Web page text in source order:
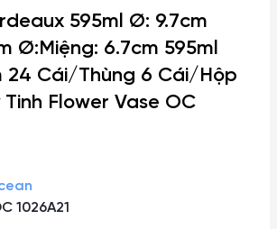
595ml Ø: 9.7cm
Ø:Miệng: 6.7cm 595ml
24 Cái/Thùng 6 Cái/Hộp
Flower Vase OC
1026A21